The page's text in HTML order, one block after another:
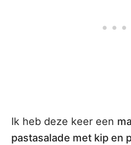
Ik heb deze keer een
pastasalade met kip en